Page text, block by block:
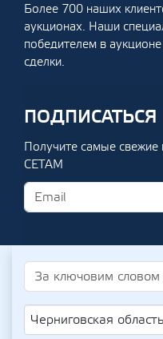
Более 700 наших
аукционах. Наши
победителем в
сделки.
ПОДПИСАТЬСЯ
Получите самые
СЕТАМ
Черниговская область